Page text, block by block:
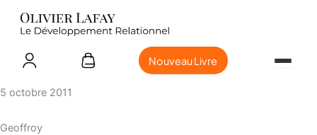
Nouveau Livre
5 octobre 2011
Geoffroy